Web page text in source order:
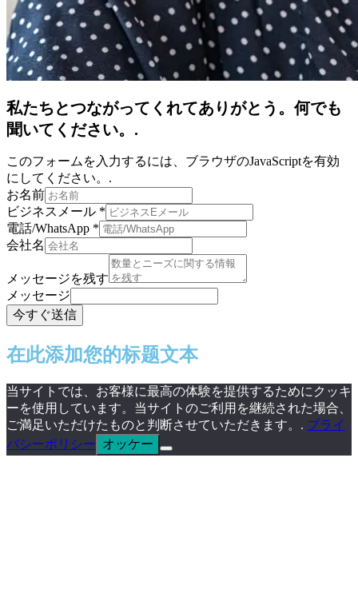
私たちとつながってくれてありがとう。何でも
聞いてください。.
このフォームを入力するには、ブラウザのJavaScriptを有効
にしてください。.
お名前
ビジネスメール *
電話/WhatsApp *
会社名
メッセージを残す
メッセージ
今すぐ送信
在此添加您的标题文本
当サイトでは、お客様に最高の体験を提供するためにクッキ
ーを使用しています。当サイトのご利用を継続された場合、
ご満足いただけたものと判断させていただきます。. プライ
バシーポリシー オッケー